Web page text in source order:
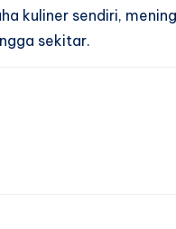
kuliner sendiri,
sekitar.